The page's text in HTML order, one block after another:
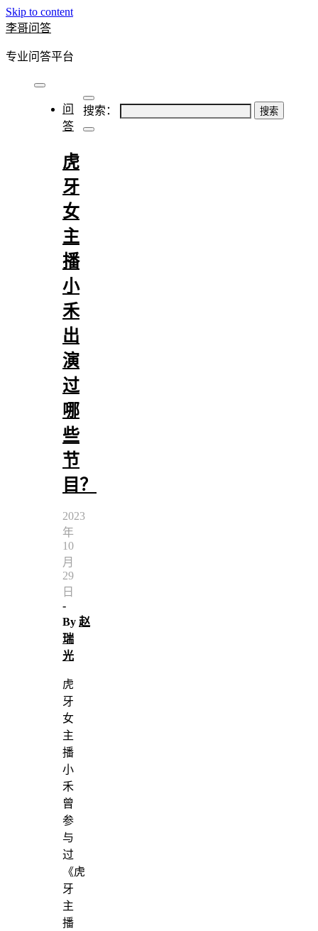
Skip to content
李哥问答
专业问答平台
搜索：
问
答
虎
牙
女
主
播
小
禾
出
演
过
哪
些
节
目？
2023
年
10
月
29
日
-
By 赵
瑞
光
虎
牙
女
主
播
小
禾
曾
参
与
过
《虎
牙
主
播